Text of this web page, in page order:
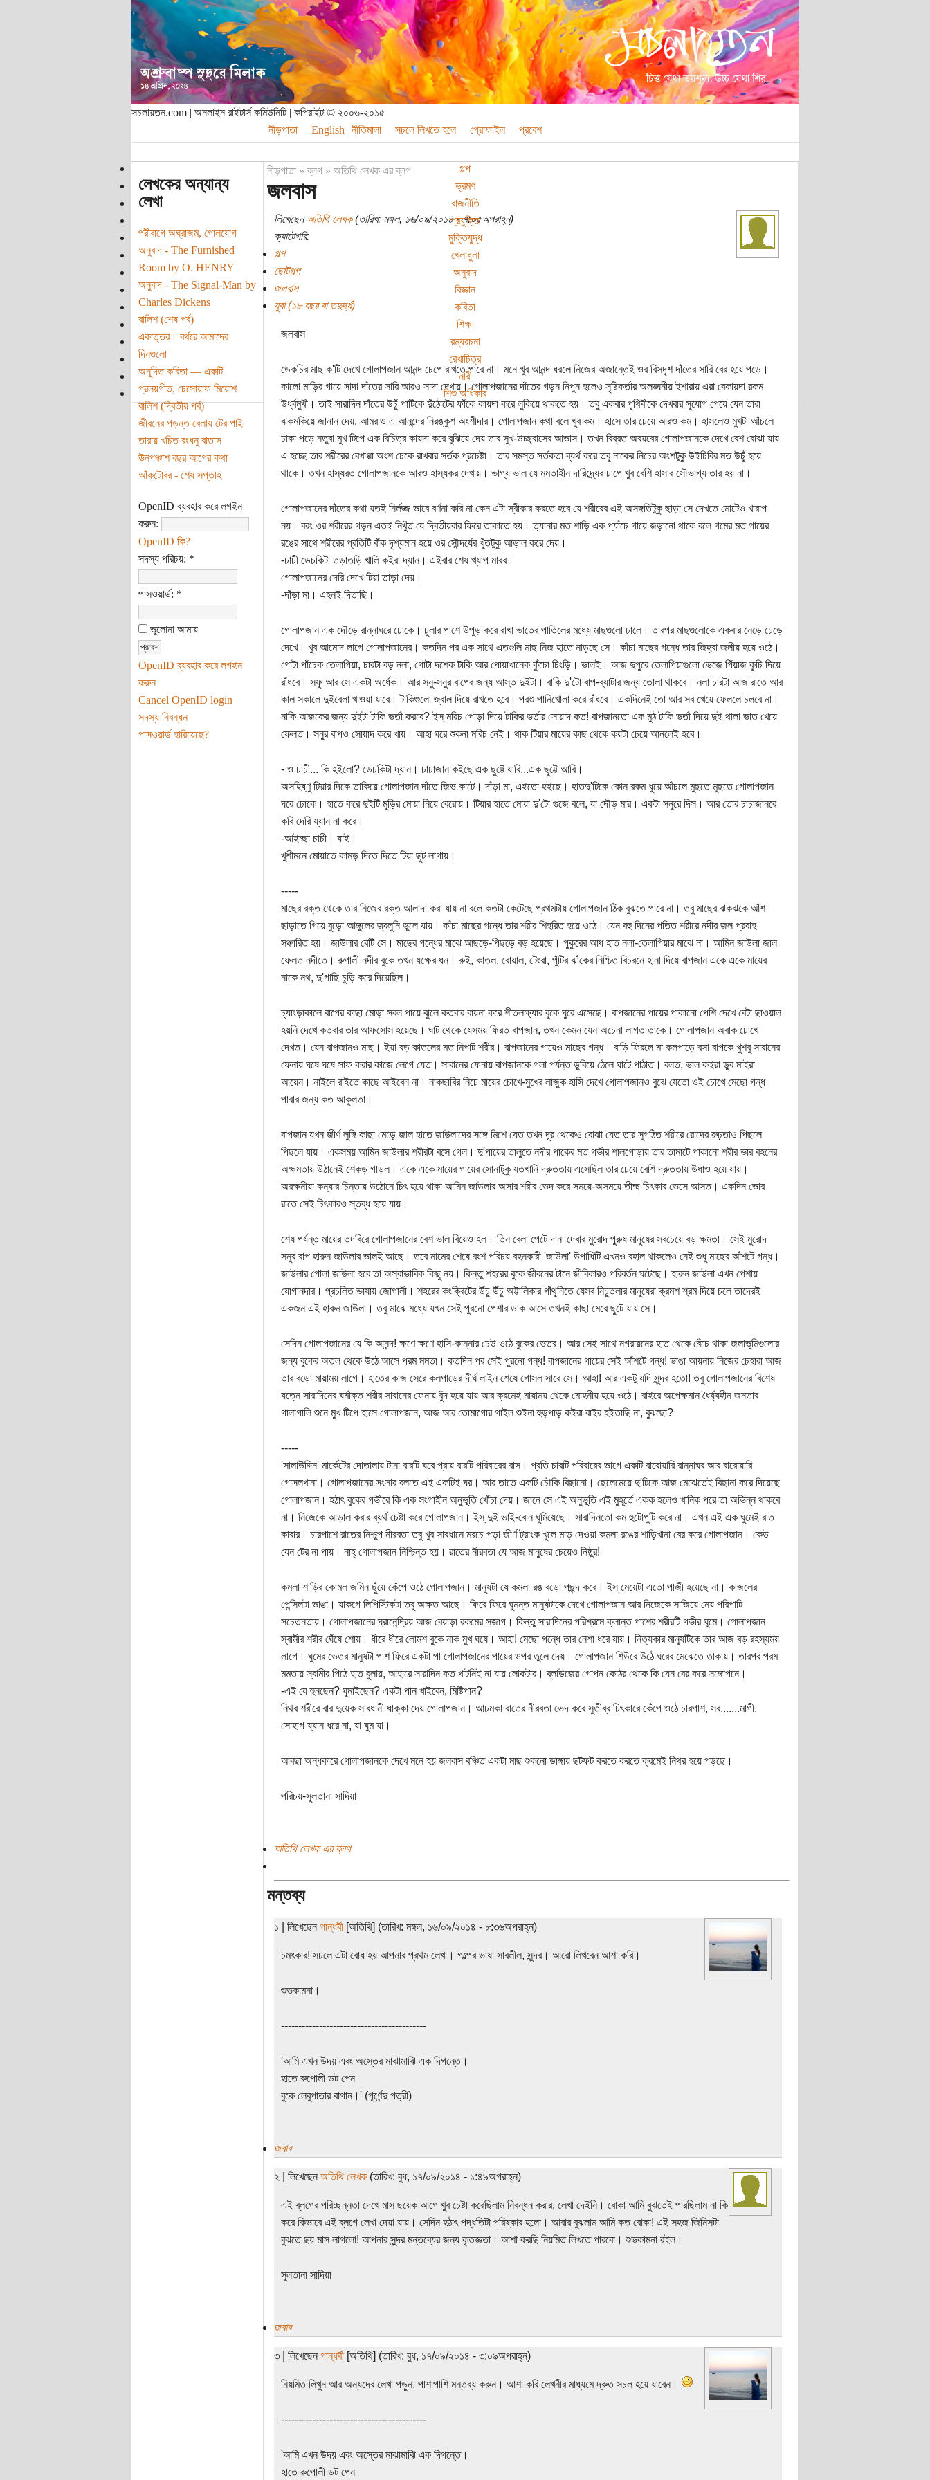
সচলায়তন.com | অনলাইন রাইটার্স কমিউনিটি | কপিরাইট © ২০০৬-২০১৫
নীড়পাতা
English নীতিমালা সচলে লিখতে হলে প্রোফাইল প্রবেশ
গল্প
ভ্রমণ
রাজনীতি
প্রযুক্তি
মুক্তিযুদ্ধ
খেলাধুলা
অনুবাদ
বিজ্ঞান
কবিতা
শিক্ষা
রম্যরচনা
রেখাচিত্র
নারী
শিশু অধিকার
লেখকের অন্যান্য
লেখা
পরীবাগে অঘ্রাজম, গোলযোগ
অনুবাদ - The Furnished
Room by O. HENRY
অনুবাদ - The Signal-Man by
Charles Dickens
বালিশ (শেষ পর্ব)
একাত্তর। বর্থরে আমাদের
দিনগুলো
অনূদিত কবিতা — একটি
প্রলয়গীত, চেসোয়াফ মিয়োশ
বালিশ (দ্বিতীয় পর্ব)
জীবনের পড়ন্ত বেলায় টের পাই
তারায় খচিত রংধনু বাতাস
ঊনপঞ্চাশ বছর আগের কথা
আঁকটোবর - শেষ সপ্তাহ
OpenID ব্যবহার করে লগইন
করুন:
OpenID কি?
সদস্য পরিচয়: *
পাসওয়ার্ড: *
ভুলোনা আমায়
OpenID ব্যবহার করে লগইন
করুন
Cancel OpenID login
সদস্য নিবন্ধন
পাসওয়ার্ড হারিয়েছে?
নীড়পাতা»ব্লগ» অতিথি লেখক এর ব্লগ
জলবাস
লিখেছেনঅতিথি লেখক(তারিখ: মঙ্গল, ১৬/০৯/২০১৪ - ৭:০৫অপরাহ্ন)
ক্যাটেগরি:
গল্প
ছোটগল্প
জলবাস
যুবা (১৮ বছর বা তদুর্দ্ধ)
জলবাস
ডেকচির মাছ ক'টি দেখে গোলাপজান আনন্দ চেপে রাখতে পারে না। মনে খুব আনন্দ ধরলে নিজের অজান্তেই ওর বিসদৃশ দাঁতের সারি বের হয়ে পড়ে।
কালো মাড়ির গায়ে সাদা দাঁতের সারি আরও সাদা দেখায়। গোলাপজানের দাঁতের গড়ন নিপুন হলেও সৃষ্টিকর্তার অলঙ্ঘনীয় ইশারায় এরা বেকায়দা রকম
উর্ধ্বমুখী। তাই সারাদিন দাঁতের উচুঁ পাটিকে দুঁঠোটের ফাঁকে কায়দা করে লুকিয়ে থাকতে হয়। তবু একবার পৃথিবীকে দেখবার সুযোগ পেয়ে যেন তারা
ঝকমকিয়ে জানান দেয়, আমরাও এ আনন্দের নিরঙ্কুশ অংশীদার। গোলাপজান কথা বলে খুব কম। হাসে তার চেয়ে আরও কম। হাসলেও মুখটা আঁচলে
ঢাকা পড়ে নতুবা মুখ টিপে এক বিচিত্র কায়দা করে বুঝিয়ে দেয় তার সুখ-উচ্ছ্বাসের আভাস। তখন বিব্রত অবয়বের গোলাপজানকে দেখে বেশ বোঝা যায়
এ হচ্ছে তার শরীরের বেখাপ্পা অংশ ঢেকে রাখবার সর্তক প্রচেষ্টা। তার সমস্ত সর্তকতা ব্যর্থ করে তবু নাকের নিচের অংশটুকু উইঢিবির মত উচুঁ হয়ে
থাকে। তখন হাস্যরত গোলাপজানকে আরও হাস্যকর দেখায়। ভাগ্য ভাল যে মমতাহীন দারিদ্র্যের চাপে খুব বেশি হাসার সৌভাগ্য তার হয় না।
গোলাপজানের দাঁতের কথা যতই নির্লজ্জ ভাবে বর্ণনা করি না কেন এটা স্বীকার করতে হবে যে শরীরের এই অসঙ্গতিটুকু ছাড়া সে দেখতে মোটেও খারাপ
নয়। বরং ওর শরীরের গড়ন এতই নিখুঁত যে দ্বিতীয়বার ফিরে তাকাতে হয়। ত্যানার মত শাড়ি এক প্যাঁচে গায়ে জড়ানো থাকে বলে গমের মত গায়ের
রঙের সাথে শরীরের প্রতিটি বাঁক দৃশ্যমান হয়ে ওর সৌন্দর্যের খুঁতটুকু আড়াল করে দেয়।
-চাচী ডেচকিটা তড়াতড়ি খালি কইরা দ্যান। এইবার শেষ খ্যাপ মারব।
গোলাপজানের দেরি দেখে টিয়া তাড়া দেয়।
-দাঁড়া মা। এহনই দিতাছি।
গোলাপজান এক দৌড়ে রান্নাঘরে ঢোকে। চুলার পাশে উপুড় করে রাখা ভাতের পাতিলের মধ্যে মাছগুলো ঢালে। তারপর মাছগুলোকে একবার নেড়ে চেড়ে
দেখে। খুব আমোদ লাগে গোলাপজানের। কতদিন পর এক সাথে এতগুলি মাছ নিজ হাতে নাড়ছে সে। কাঁচা মাছের গন্ধে তার জিহ্বা জলীয় হয়ে ওঠে।
গোটা পাঁচেক তেলাপিয়া, চারটা বড় নলা, গোটা দশেক টাকি আর পোয়াখানেক কুঁচো চিংড়ি। ভালই। আজ দুপুরে তেলাপিয়াগুলো ভেজে পিঁয়াজ কুচি দিয়ে
রাঁধবে। সফু আর সে একটা অর্ধেক। আর সনু-সনুর বাপের জন্য আস্ত দুইটা। বাকি দু'টো বাপ-ব্যাটার জন্য তোলা থাকবে। নলা চারটা আজ রাতে আর
কাল সকালে দুইবেলা খাওয়া যাবে। টাকিগুলো জ্বাল দিয়ে রাখতে হবে। পরশু পানিখোলা করে রাঁধবে। একদিনেই তো আর সব খেয়ে ফেললে চলবে না।
নাকি আজকের জন্য দুইটা টাকি ভর্তা করবে? ইস্ মরিচ পোড়া দিয়ে টাকির ভর্তার সোয়াদ কত! বাপজানতো এক মুঠ টাকি ভর্তা দিয়ে দুই থালা ভাত খেয়ে
ফেলত। সনুর বাপও সোয়াদ করে খায়। আহা ঘরে শুকনা মরিচ নেই। থাক টিয়ার মায়ের কাছ থেকে কয়টা চেয়ে আনলেই হবে।
- ও চাচী... কি হইলো? ডেচকিটা দ্যান। চাচাজান কইছে এক ছুট্টে যাবি...এক ছুট্টে আবি।
অসহিষ্ণু টিয়ার দিকে তাকিয়ে গোলাপজান দাঁতে জিভ কাটে। দাঁড়া মা, এইতো হইছে। হাতদু'টিকে কোন রকম ধুয়ে আঁচলে মুছতে মুছতে গোলাপজান
ঘরে ঢোকে। হাতে করে দুইটি মুড়ির মোয়া নিয়ে বেরোয়। টিয়ার হাতে মোয়া দু'টো গুজে বলে, যা দৌড় মার। একটা সনুরে দিস। আর তোর চাচাজানরে
কবি দেরি য্যান না করে।
-আইচ্ছা চাচী। যাই।
খুশীমনে মোয়াতে কামড় দিতে দিতে টিয়া ছুট লাগায়।
-----
মাছের রক্ত থেকে তার নিজের রক্ত আলাদা করা যায় না বলে কতটা কেটেছে প্রথমটায় গোলাপজান ঠিক বুঝতে পারে না। তবু মাছের ঝকঝকে আঁশ
ছাড়াতে গিয়ে বুড়ো আঙ্গুলের জ্বলুনি ভুলে যায়। কাঁচা মাছের গন্ধে তার শরীর শিহরিত হয়ে ওঠে। যেন বহু দিনের পতিত শরীরে নদীর জল প্রবাহ
সঞ্চারিত হয়। জাউলার বেটি সে। মাছের গন্ধের মাঝে আছড়ে-পিছড়ে বড় হয়েছে। পুকুরের আধ হাত নলা-তেলাপিয়ার মাঝে না। আমিন জাউলা জাল
ফেলত নদীতে। রুপালী নদীর বুকে তখন যক্ষের ধন। রুই, কাতল, বোয়াল, টেংরা, পুঁটির ঝাঁকের নিশ্চিত বিচরনে হানা দিয়ে বাপজান একে একে মায়ের
নাকে নথ, দু'গাছি চুড়ি করে দিয়েছিল।
চ্যাংড়াকালে বাপের কাছা মোড়া সবল পায়ে ঝুলে কতবার বায়না করে শীতলক্ষ্যার বুকে ঘুরে এসেছে। বাপজানের পায়ের পাকানো পেশি দেখে বেটা ছাওয়াল
হয়নি দেখে কতবার তার আফসোস হয়েছে। ঘাট থেকে যেসময় ফিরত বাপজান, তখন কেমন যেন অচেনা লাগত তাকে। গোলাপজান অবাক চোখে
দেখত। যেন বাপজানও মাছ। ইয়া বড় কাতলের মত নিপাট শরীর। বাপজানের গায়েও মাছের গন্ধ। বাড়ি ফিরলে মা কলপাড়ে বসা বাপকে খুশবু সাবানের
ফেনায় ঘষে ঘষে সাফ করার কাজে লেগে যেত। সাবানের ফেনায় বাপজানকে গলা পর্যন্ত ডুবিয়ে ঠেলে ঘাটে পাঠাত। বলত, ভাল কইরা ডুব মাইরা
আয়েন। নাইলে রাইতে কাছে আইবেন না। নাকছাবির নিচে মায়ের চোখে-মুখের লাজুক হাসি দেখে গোলাপজানও বুঝে যেতো ওই চোখে মেছো গন্ধ
পাবার জন্য কত আকুলতা।
বাপজান যখন জীর্ণ লুঙ্গি কাছা মেড়ে জাল হাতে জাউলাদের সঙ্গে মিশে যেত তখন দূর থেকেও বোঝা যেত তার সুগঠিত শরীরে রোদের রুঢ়তাও পিছলে
পিছলে যায়। একসময় আমিন জাউলার শরীরটা বসে গেল। দু'পায়ের তালুতে নদীর পাকের মত গভীর শালগোড়ায় তার তামাটে পাকানো শরীর ভার বহনের
অক্ষমতায় উঠানেই শেকড় গাড়ল। একে একে মায়ের গায়ের সোনাটুকু যতখানি দ্রুততায় এসেছিল তার চেয়ে বেশি দ্রুততায় উধাও হয়ে যায়।
অরক্ষনীয়া কন্যার চিন্তায় উঠোনে চিৎ হয়ে থাকা আমিন জাউলার অসার শরীর ভেদ করে সময়ে-অসময়ে তীক্ষ্ম চিৎকার ভেসে আসত। একদিন ভোর
রাতে সেই চিৎকারও স্তব্ধ হয়ে যায়।
শেষ পর্যন্ত মায়ের তদবিরে গোলাপজানের বেশ ভাল বিয়েও হল। তিন বেলা পেটে দানা দেবার মুরোদ পুরুষ মানুষের সবচেয়ে বড় ক্ষমতা। সেই মুরোদ
সনুর বাপ হারুন জাউলার ভালই আছে। তবে নামের শেষে বংশ পরিচয় বহনকারী 'জাউলা' উপাধিটি এখনও বহাল থাকলেও নেই শুধু মাছের আঁশটে গন্ধ।
জাউলার পোলা জাউলা হবে তা অস্বাভাবিক কিছু নয়। কিন্তু শহরের বুকে জীবনের টানে জীবিকারও পরিবর্তন ঘটেছে। হারুন জাউলা এখন পেশায়
যোগানদার। প্রচলিত ভাষায় জোগালী। শহরের কংক্রিটের উঁচু উঁচু অট্টালিকার গাঁথুনিতে যেসব নিচুতলার মানুষেরা ক্রমশ শ্রম দিয়ে চলে তাদেরই
একজন এই হারুন জাউলা। তবু মাঝে মধ্যে যখন সেই পুরনো পেশার ডাক আসে তখনই কাছা মেরে ছুটে যায় সে।
সেদিন গোলাপজানের যে কি আনন্দ! ক্ষণে ক্ষণে হাসি-কান্নার ঢেউ ওঠে বুকের ভেতর। আর সেই সাথে নগরায়নের হাত থেকে বেঁচে থাকা জলাভূমিগুলোর
জন্য বুকের অতল থেকে উঠে আসে পরম মমতা। কতদিন পর সেই পুরনো গন্ধ! বাপজানের গায়ের সেই আঁশটে গন্ধ! ভাঙা আয়নায় নিজের চেহারা আজ
তার বড়ো মায়াময় লাগে। হাতের কাজ সেরে কলপাড়ের দীর্ঘ লাইন শেষে গোসল সারে সে। আহা! আর একটু যদি সুন্দর হতো! তবু গোলাপজানের বিশেষ
যত্নে সারাদিনের ঘর্মাক্ত শরীর সাবানের ফেনায় বুঁদ হয়ে যায় আর ক্রমেই মায়াময় থেকে মোহনীয় হয়ে ওঠে। বাইরে অপেক্ষমান ধৈর্য্যহীন জনতার
গালাগালি শুনে মুখ টিপে হাসে গোলাপজান, আজ আর তোমাগোর গাইল শুইনা হুড়পাড় কইরা বাইর হইতাছি না, বুঝছো?
-----
'সালাউদ্দিন' মার্কেটের দোতালায় টানা বারটি ঘরে প্রায় বারটি পরিবারের বাস। প্রতি চারটি পরিবারের ভাগে একটি বারোয়ারি রান্নাঘর আর বারোয়ারি
গোসলখানা। গোলাপজানের সংসার বলতে এই একটিই ঘর। আর তাতে একটি চৌকি বিছানো। ছেলেমেয়ে দু'টিকে আজ মেঝেতেই বিছানা করে দিয়েছে
গোলাপজান। হঠাৎ বুকের গভীরে কি এক সংগাহীন অনুভূতি খোঁচা দেয়। জানে সে এই অনুভূতি এই মুহূর্তে একক হলেও খানিক পরে তা অভিন্ন থাকবে
না। নিজেকে আড়াল করার ব্যর্থ চেষ্টা করে গোলাপজান। ইস্ দুই ভাই-বোন ঘুমিয়েছে। সারাদিনতো কম হুটোপুটি করে না। এখন এই এক ঘুমেই রাত
কাবার। চারপাশে রাতের নিশ্চুপ নীরবতা তবু খুব সাবধানে মরচে পড়া জীর্ণ ট্রাংক খুলে মাড় দেওয়া কমলা রঙের শাড়িখানা বের করে গোলাপজান। কেউ
যেন টের না পায়। নাহ্ গোলাপজান নিশ্চিন্ত হয়। রাতের নীরবতা যে আজ মানুষের চেয়েও নিষ্ঠুর!
কমলা শাড়ির কোমল জমিন ছুঁয়ে কেঁপে ওঠে গোলাপজান। মানুষটা যে কমলা রঙ বড়ো পছন্দ করে। ইস্ মেয়েটা এতো পাজী হয়েছে না। কাজলের
পেন্সিলটা ভাঙা। যাকগে লিপিস্টিকটা তবু অক্ষত আছে। ফিরে ফিরে ঘুমন্ত মানুষটাকে দেখে গোলাপজান আর নিজেকে সাজিয়ে নেয় পরিপাটি
সচেতনতায়। গোলাপজানের ঘ্রানেন্দ্রিয় আজ বেয়াড়া রকমের সজাগ। কিন্তু সারাদিনের পরিশ্রমে ক্লান্ত পাশের শরীরটি গভীর ঘুমে। গোলাপজান
স্বামীর শরীর ঘেঁষে শোয়। ধীরে ধীরে লোমশ বুকে নাক মুখ ঘষে। আহা! মেছো গন্ধে তার নেশা ধরে যায়। নিত্যকার মানুষটিকে তার আজ বড় রহস্যময়
লাগে। ঘুমের ভেতর মানুষটা পাশ ফিরে একটা পা গোলাপজানের পায়ের ওপর তুলে দেয়। গোলাপজান শিউরে উঠে ঘরের মেঝেতে তাকায়। তারপর পরম
মমতায় স্বামীর পিঠে হাত বুলায়, আহারে সারাদিন কত খাটনিই না যায় লোকটার। ব্লাউজের গোপন কোঠর থেকে কি যেন বের করে সঙ্গোপনে।
-এই যে হুনছেন? ঘুমাইছেন? একটা পান খাইবেন, মিষ্টিপান?
নিথর শরীরে বার দুয়েক সাবধানী ধাক্কা দেয় গোলাপজান। আচমকা রাতের নীরবতা ভেদ করে সুতীব্র চিৎকারে কেঁপে ওঠে চারপাশ, সর.......মাগী,
সোহাগ য্যান ধরে না, যা ঘুম যা।
আবছা অন্ধকারে গোলাপজানকে দেখে মনে হয় জলবাস বঞ্চিত একটা মাছ শুকনো ডাঙ্গায় ছটফট করতে করতে ক্রমেই নিথর হয়ে পড়ছে।
পরিচয়-সুলতানা সাদিয়া
অতিথি লেখক এর ব্লগ
মন্তব্য
১ | লিখেছেন গান্ধর্বী[অতিথি] (তারিখ: মঙ্গল, ১৬/০৯/২০১৪ - ৮:৩৬অপরাহ্ন)
চমৎকার! সচলে এটা বোধ হয় আপনার প্রথম লেখা। গল্পের ভাষা সাবলীল, সুন্দর। আরো লিখবেন আশা করি।
শুভকামনা।
------------------------------------------
'আমি এখন উদয় এবং অস্তের মাঝামাঝি এক দিগন্তে।
হাতে রুপোলী ডট পেন
বুকে লেবুপাতার বাগান।' (পূর্ণেন্দু পত্রী)
জবাব
২ | লিখেছেন অতিথি লেখক(তারিখ: বুধ, ১৭/০৯/২০১৪ - ১:৪৯অপরাহ্ন)
এই ব্লগের পরিচ্ছন্নতা দেখে মাস ছয়েক আগে খুব চেষ্টা করেছিলাম নিবন্ধন করার, লেখা দেইনি। বোকা আমি বুঝতেই পারছিলাম না কি
করে কিভাবে এই ব্লগে লেখা দেয়া যায়। সেদিন হঠাৎ পদ্ধতিটা পরিষ্কার হলো। আবার বুঝলাম আমি কত বোকা! এই সহজ জিনিসটা
বুঝতে ছয় মাস লাগলো! আপনার সুন্দর মন্তব্যের জন্য কৃতজ্ঞতা। আশা করছি নিয়মিত লিখতে পারবো। শুভকামনা রইল।
সুলতানা সাদিয়া
জবাব
৩ | লিখেছেন গান্ধর্বী[অতিথি] (তারিখ: বুধ, ১৭/০৯/২০১৪ - ৩:০৯অপরাহ্ন)
নিয়মিত লিখুন আর অন্যদের লেখা পড়ুন, পাশাপাশি মন্তব্য করুন। আশা করি লেখনীর মাধ্যমে দ্রুত সচল হয়ে যাবেন।
------------------------------------------
'আমি এখন উদয় এবং অস্তের মাঝামাঝি এক দিগন্তে।
হাতে রুপোলী ডট পেন